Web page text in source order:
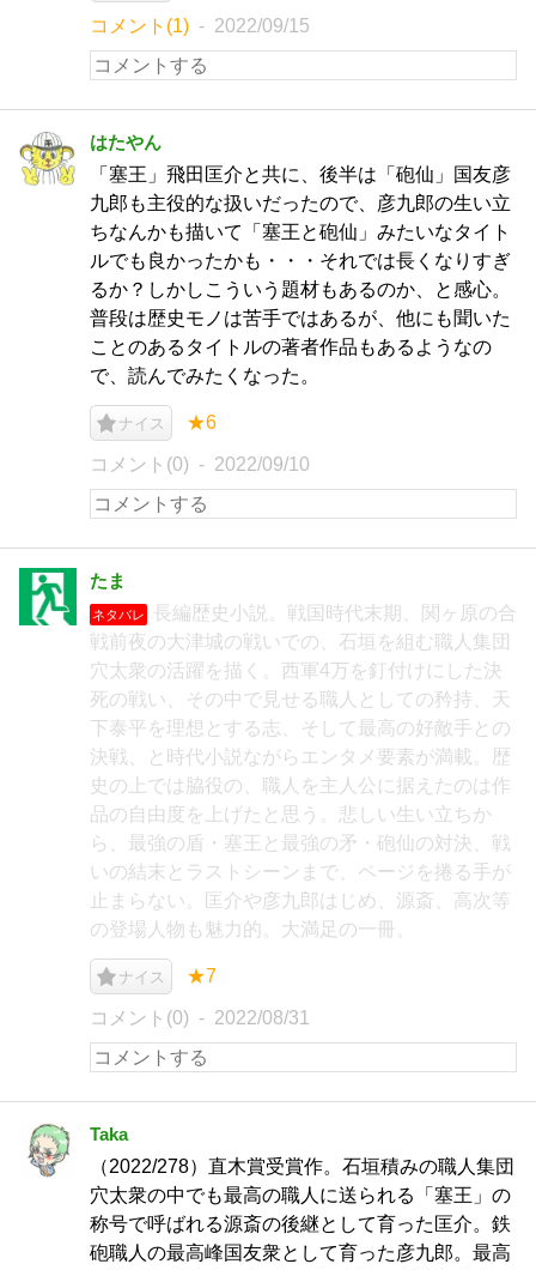
コメント(1) 2022/09/15
はたやん
「塞王」飛田匡介と共に、後半は「砲仙」国友彦
九郎も主役的な扱いだったので、彦九郎の生い立
ちなんかも描いて「塞王と砲仙」みたいなタイト
ルでも良かったかも・・・それでは長くなりすぎ
るか？しかしこういう題材もあるのか、と感心。
普段は歴史モノは苦手ではあるが、他にも聞いた
ことのあるタイトルの著者作品もあるようなの
で、読んでみたくなった。
ナイス ★6
コメント(0) 2022/09/10
たま
ネタバレ
長編歴史小説。戦国時代末期、関ヶ原の合
戦前夜の大津城の戦いでの、石垣を組む職人集団
穴太衆の活躍を描く。西軍4万を釘付けにした決
死の戦い、その中で見せる職人としての矜持、天
下泰平を理想とする志、そして最高の好敵手との
決戦、と時代小説ながらエンタメ要素が満載。歴
史の上では脇役の、職人を主人公に据えたのは作
品の自由度を上げたと思う。悲しい生い立ちか
ら、最強の盾・塞王と最強の矛・砲仙の対決、戦
いの結末とラストシーンまで、ページを捲る手が
止まらない。匡介や彦九郎はじめ、源斎、高次等
の登場人物も魅力的。大満足の一冊。
ナイス ★7
コメント(0) 2022/08/31
Taka
（2022/278）直木賞受賞作。石垣積みの職人集団
穴太衆の中でも最高の職人に送られる「塞王」の
称号で呼ばれる源斎の後継として育った匡介。鉄
砲職人の最高峰国友衆として育った彦九郎。最高